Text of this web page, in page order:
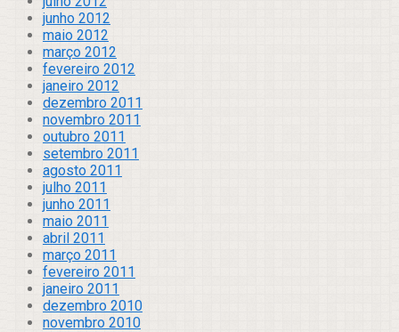
junho 2012
maio 2012
março 2012
fevereiro 2012
janeiro 2012
dezembro 2011
novembro 2011
outubro 2011
setembro 2011
agosto 2011
julho 2011
junho 2011
maio 2011
abril 2011
março 2011
fevereiro 2011
janeiro 2011
dezembro 2010
novembro 2010